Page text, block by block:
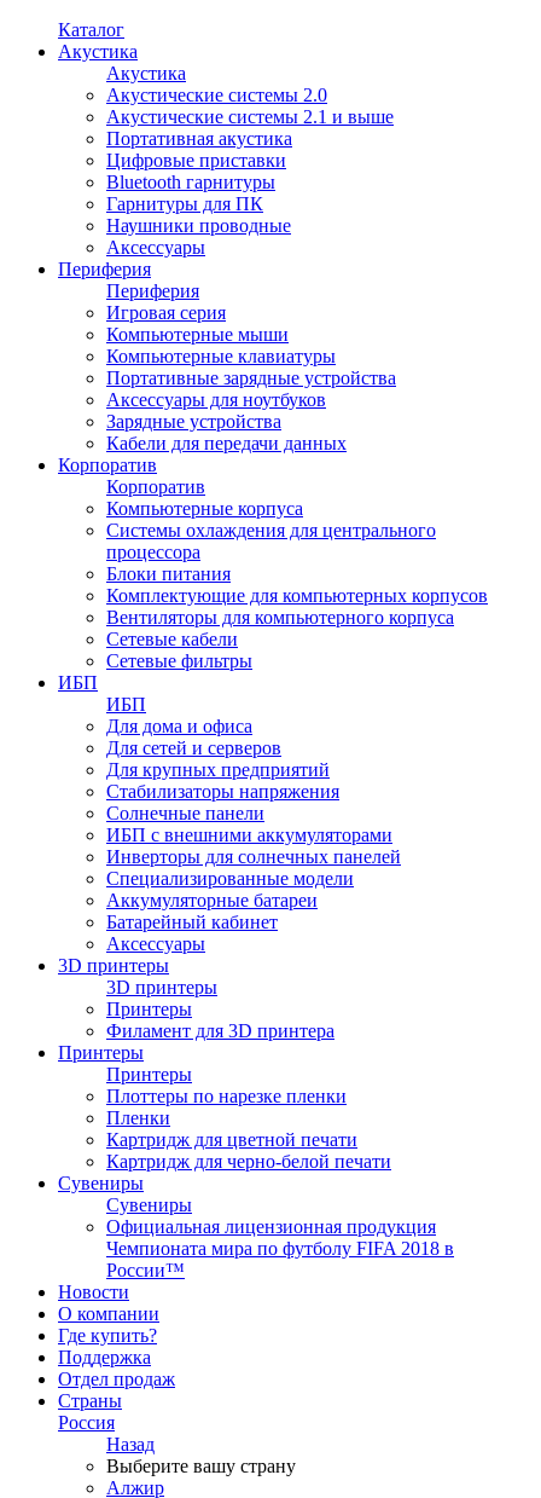
Каталог
Акустика
Акустика
Акустические системы 2.0
Акустические системы 2.1 и выше
Портативная акустика
Цифровые приставки
Bluetooth гарнитуры
Гарнитуры для ПК
Наушники проводные
Аксессуары
Периферия
Периферия
Игровая серия
Компьютерные мыши
Компьютерные клавиатуры
Портативные зарядные устройства
Аксессуары для ноутбуков
Зарядные устройства
Кабели для передачи данных
Корпоратив
Корпоратив
Компьютерные корпуса
Системы охлаждения для центрального
процессора
Блоки питания
Комплектующие для компьютерных корпусов
Вентиляторы для компьютерного корпуса
Сетевые кабели
Сетевые фильтры
ИБП
ИБП
Для дома и офиса
Для сетей и серверов
Для крупных предприятий
Стабилизаторы напряжения
Солнечные панели
ИБП с внешними аккумуляторами
Инверторы для солнечных панелей
Специализированные модели
Аккумуляторные батареи
Батарейный кабинет
Аксессуары
3D принтеры
3D принтеры
Принтеры
Филамент для 3D принтера
Принтеры
Принтеры
Плоттеры по нарезке пленки
Пленки
Картридж для цветной печати
Картридж для черно-белой печати
Сувениры
Сувениры
Официальная лицензионная продукция
Чемпионата мира по футболу FIFA 2018 в
России™
Новости
О компании
Где купить?
Поддержка
Отдел продаж
Страны
Россия
Назад
Выберите вашу страну
Алжир